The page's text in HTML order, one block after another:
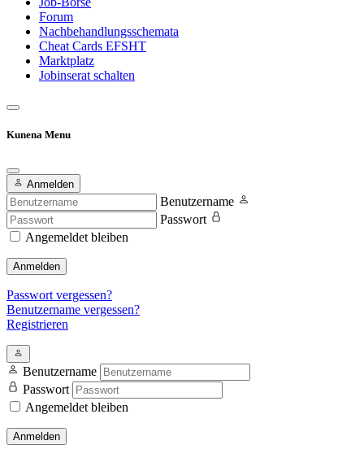
Forum
Nachbehandlungsschemata
Cheat Cards EFSHT
Marktplatz
Jobinserat schalten
Kunena Menu
Anmelden
Benutzername
Passwort
Angemeldet bleiben
Anmelden
Passwort vergessen?
Benutzername vergessen?
Registrieren
Benutzername
Passwort
Angemeldet bleiben
Anmelden